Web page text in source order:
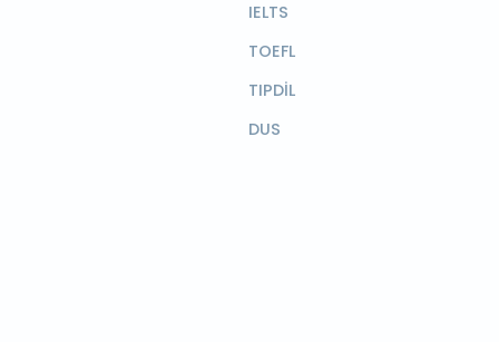
IELTS
TOEFL
TIPDİL
DUS